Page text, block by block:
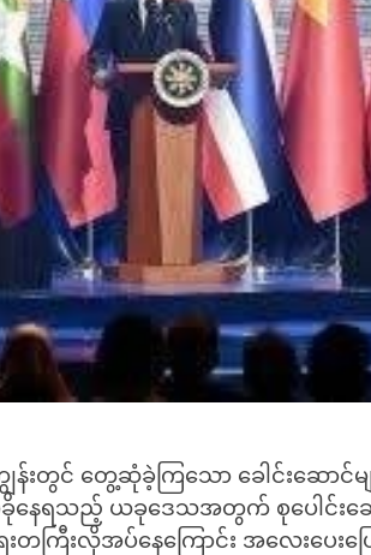
းတွင် တွေ့ဆုံခဲ့ကြသော ခေါင်းဆောင်
ာမှီခိုနေရသည့် ယခုဒေသအတွက် စုပေါင်း
းတကြီးလိုအပ်နေကြောင်း အလေးပေးပ